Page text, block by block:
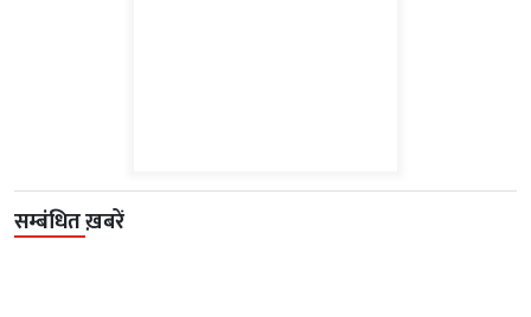
सम्बंधित ख़बरें